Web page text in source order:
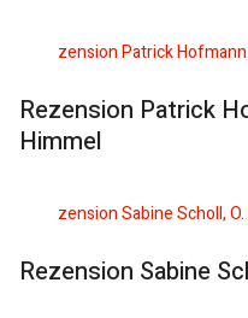
Rezension Patrick
Himmel
Rezension Sabine